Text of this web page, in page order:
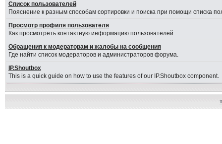
Список пользователей
Пояснение к разным способам сортировки и поиска при помощи списка
Просмотр профиля пользователя
Как просмотреть контактную информацию пользователей.
Обращения к модераторам и жалобы на сообщения
Где найти список модераторов и администраторов форума.
IP.Shoutbox
This is a quick guide on how to use the features of our IP.Shoutbox component.